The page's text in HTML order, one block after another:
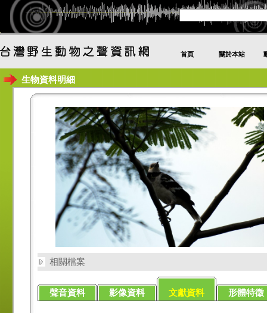
首頁 關於本站
生物資料明細
相關檔案
聲音資料 影像資料 文獻資料 形體特徵